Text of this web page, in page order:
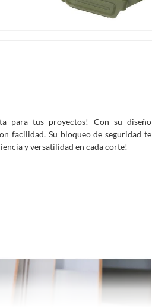
para tus proyectos! Con su diseño
facilidad. Su bloqueo de seguridad te
y versatilidad en cada corte!